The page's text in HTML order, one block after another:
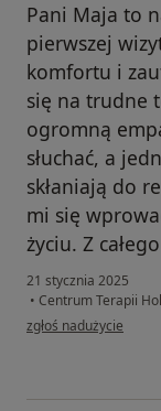
Pani Maja to
pierwszej
komfortu i
się na trudne
ogromną
słuchać, a
skłaniają do
mi się
życiu. Z
21 stycznia 2025
• Centrum Terapii
w opinii użytkownika
zgłoś nadużycie